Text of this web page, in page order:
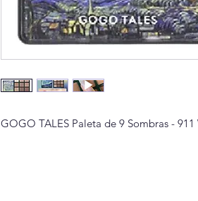
GOGO TALES Paleta de 9 Sombras - 911